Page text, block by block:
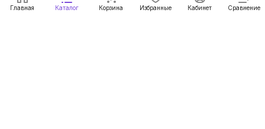
Главная Каталог Корзина Избранные Кабинет Сравнение